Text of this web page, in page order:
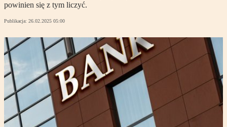
powinien się z tym liczyć.
Publikacja: 26.02.2025 05:00